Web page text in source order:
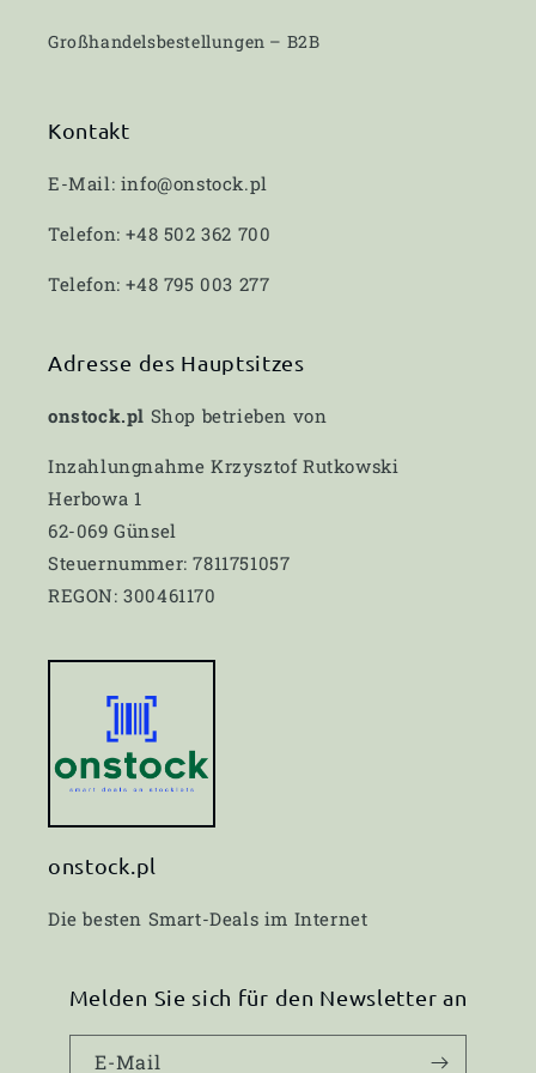
Großhandelsbestellungen – B2B
Kontakt
E-Mail: info@onstock.pl
Telefon: +48 502 362 700
Telefon: +48 795 003 277
Adresse des Hauptsitzes
onstock.pl Shop betrieben von
Inzahlungnahme Krzysztof Rutkowski
Herbowa 1
62-069 Günsel
Steuernummer: 7811751057
REGON: 300461170
onstock.pl
Die besten Smart-Deals im Internet
Melden Sie sich für den Newsletter an
E-Mail